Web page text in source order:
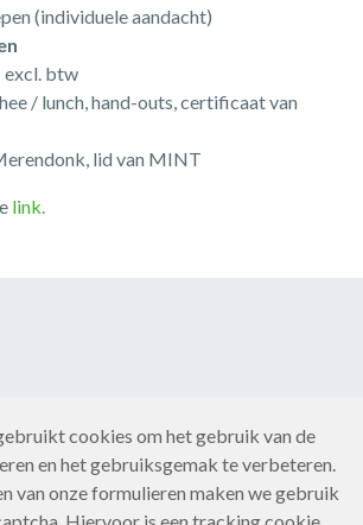
(individuele aandacht)
excl. btw
/ lunch, hand-outs, certificaat van
lid van MINT
link.
cookies om het gebruik van de
en het gebruiksgemak te verbeteren.
van onze formulieren maken we gebruik